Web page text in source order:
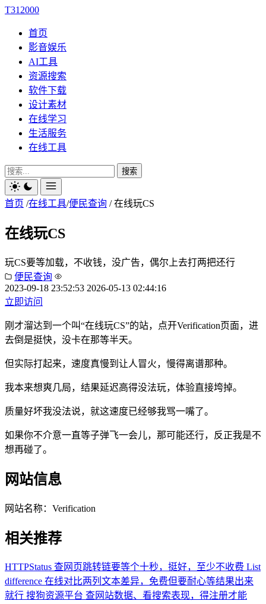
T312000
首页
影音娱乐
AI工具
资源搜索
软件下载
设计素材
在线学习
生活服务
在线工具
搜索
首页 /在线工具/便民查询 / 在线玩CS
在线玩CS
玩CS要等加载，不收钱，没广告，偶尔上去打两把还行
便民查询
2023-09-18 23:52:53 2026-05-13 02:44:16
立即访问
刚才溜达到一个叫“在线玩CS”的站，点开Verification页面，进
去倒是挺快，没卡在那等半天。
但实际打起来，速度真慢到让人冒火，慢得离谱那种。
我本来想爽几局，结果延迟高得没法玩，体验直接垮掉。
质量好坏我没法说，就这速度已经够我骂一嘴了。
如果你不介意一直等子弹飞一会儿，那可能还行，反正我是不
想再碰了。
网站信息
网站名称： Verification
相关推荐
HTTPStatus 查网页跳转链要等个十秒，挺好，至少不收费 List
difference 在线对比两列文本差异，免费但要耐心等结果出来
就行 搜狗资源平台 查网站数据、看搜索表现，得注册才能